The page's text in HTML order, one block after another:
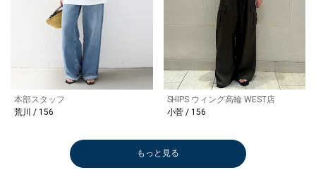
本部スタッフ
荒川 / 156
SHIPS ウィング高輪 WEST店
小菅 / 156
もっと見る